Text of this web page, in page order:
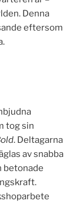
Denna
eftersom
tog sin
. Deltagarna
av snabba
betonade